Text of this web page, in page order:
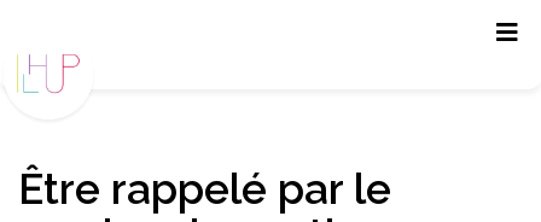
Être rappelé par le